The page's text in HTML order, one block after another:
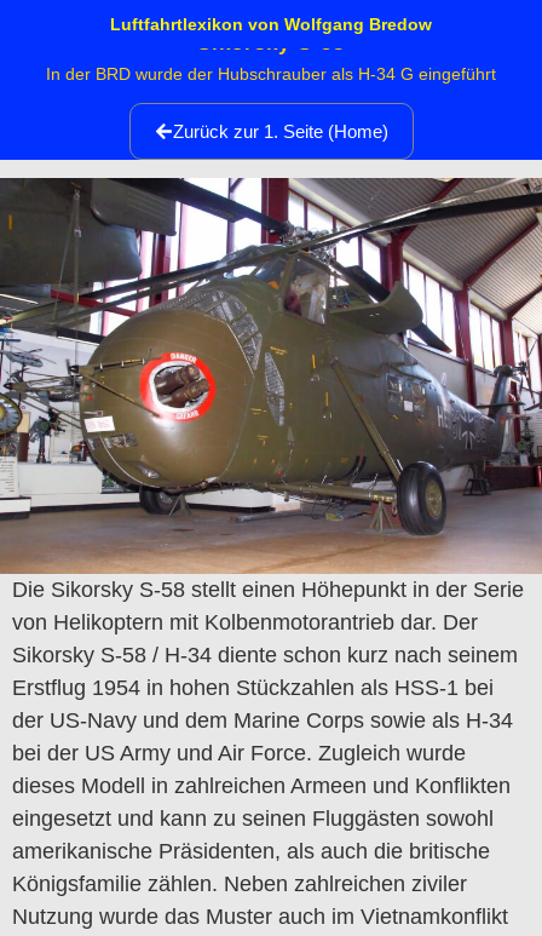
Luftfahrtlexikon von Wolfgang Bredow
Sikorsky S-58
In der BRD wurde der Hubschrauber als H-34 G eingeführt
Zurück zur 1. Seite (Home)
Die Sikorsky S-58 stellt einen Höhepunkt in der Serie
von Helikoptern mit Kolbenmotorantrieb dar. Der
Sikorsky S-58 / H-34 diente schon kurz nach seinem
Erstflug 1954 in hohen Stückzahlen als HSS-1 bei
der US-Navy und dem Marine Corps sowie als H-34
bei der US Army und Air Force. Zugleich wurde
dieses Modell in zahlreichen Armeen und Konflikten
eingesetzt und kann zu seinen Fluggästen sowohl
amerikanische Präsidenten, als auch die britische
Königsfamilie zählen. Neben zahlreichen ziviler
Nutzung wurde das Muster auch im Vietnamkonflikt